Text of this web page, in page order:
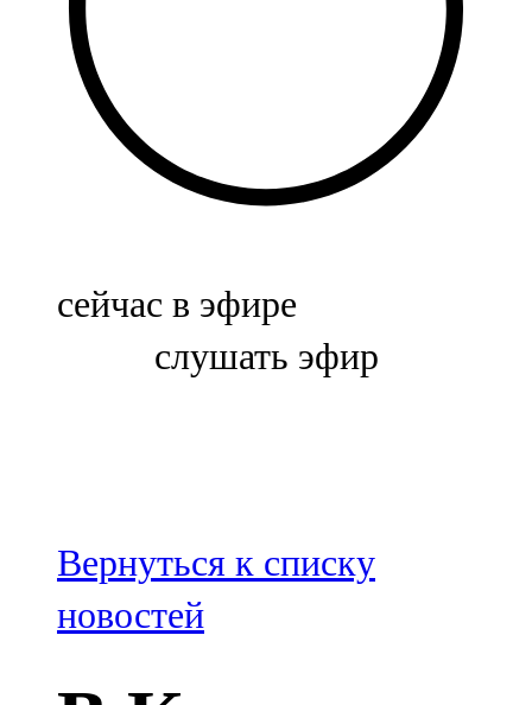
104,9 FM
Баулы
107,5 FM
Биләр
Болгар
100,3 FM
Зәй
106,6 FM
сейчас в эфире
слушать эфир
Вернуться к списку
новостей